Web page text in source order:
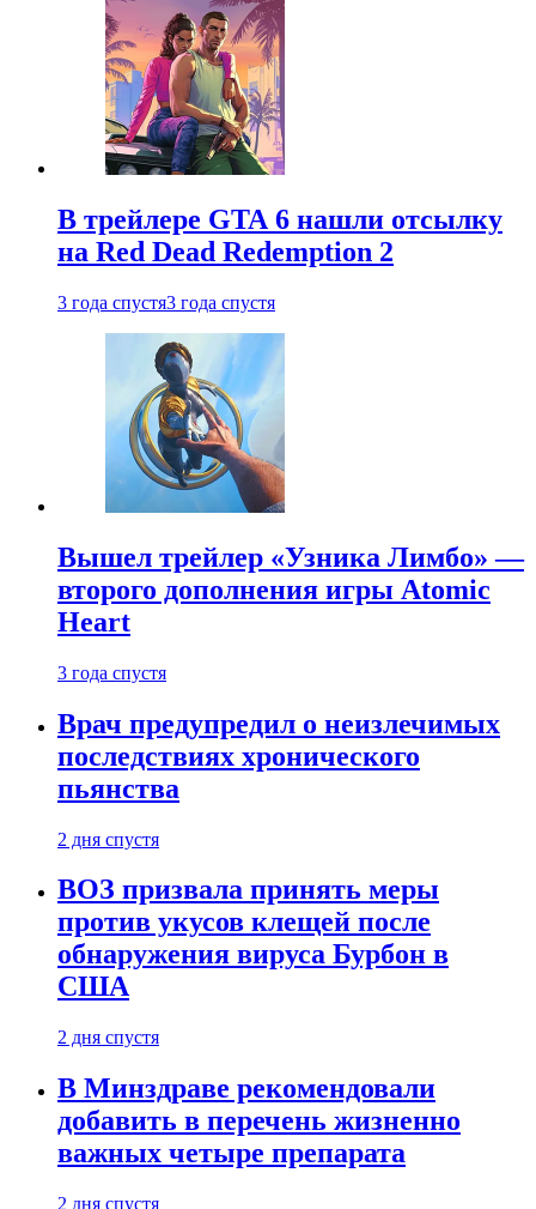
В трейлере GTA 6 нашли отсылку
на Red Dead Redemption 2
3 года спустя3 года спустя
Вышел трейлер «Узника Лимбо» —
второго дополнения игры Atomic
Heart
3 года спустя
Врач предупредил о неизлечимых
последствиях хронического
пьянства
2 дня спустя
ВОЗ призвала принять меры
против укусов клещей после
обнаружения вируса Бурбон в
США
2 дня спустя
В Минздраве рекомендовали
добавить в перечень жизненно
важных четыре препарата
2 дня спустя